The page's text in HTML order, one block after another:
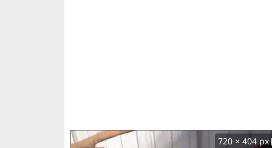
720 × 404 px